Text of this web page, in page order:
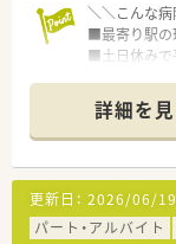
＼＼こんな
■最寄り駅の
■土日休みで
がない方も歓
■医師との連
です。
■常時複数名
■お子様の体
育て中のママ
詳細を
更新日： 2026/06/19
パート・アルバイト